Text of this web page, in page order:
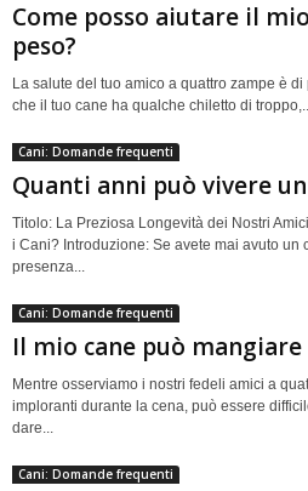
Come posso aiutare il
peso?
La salute del tuo amico a quattro zampe è
che il tuo cane ha qualche chiletto di
Cani: Domande frequenti
Quanti anni può vivere un
Titolo: La Preziosa Longevità dei Nostri
i Cani? Introduzione: Se avete mai avuto un
presenza...
Cani: Domande frequenti
Il mio cane può
Mentre osserviamo i nostri fedeli amici a
imploranti durante la cena, può essere
dare...
Cani: Domande frequenti